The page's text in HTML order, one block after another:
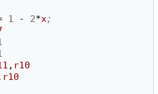
1 - 2*x;
, r10
r10